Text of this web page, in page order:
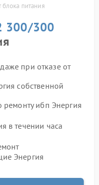
питания
300/300
даже при отказе от
собственной
ибп Энергия
в течении часа
Энергия